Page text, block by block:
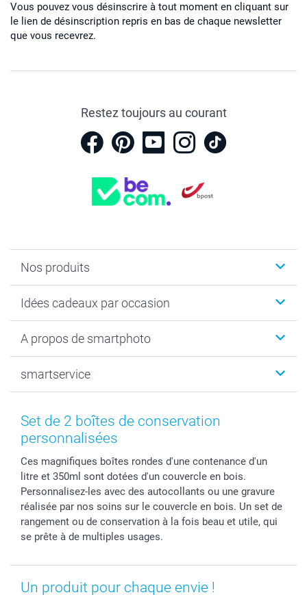
Vous pouvez vous désinscrire à tout moment en cliquant sur
le lien de désinscription repris en bas de chaque newsletter
que vous recevrez.
Restez toujours au courant
Nos produits
Cadeaux photo
Tirage photo & agrandissement
MyNameBook
Stickers & Etiquettes
Cadres photo, accessoires déco & bonbons
Dénicheur d'idées cadeau
Idées cadeaux par occasion
Anniversaire
Fin d'études
Naissance & baptême
Fête des Pères
Rentrée des classes
Communion
Saint-Valentin
Vacances
A propos de smartphoto
Durabilité
Conditions
Droit de rétraction
Conditions générales
Vie privée
Gestion des cookies
Tarifs
Investisseurs
smartservice
smartgarantie
smartbonus
Modes de paiement
Modes de livraison
Grandes Quantités
Statut de ma commande
Set de 2 boîtes de conservation
personnalisées
Ces magnifiques boîtes rondes d'une contenance d'un
litre et 350ml sont dotées d'un couvercle en bois.
Personnalisez-les avec des autocollants ou une gravure
réalisée par nos soins sur le couvercle en bois. Un set de
rangement ou de conservation à la fois beau et utile, qui
se prête à de multiples usages.
Un produit pour chaque envie !